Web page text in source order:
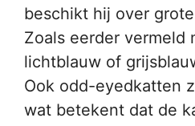
beschikt hij over
Zoals eerder vermeld
lichtblauw of
Ook odd-eyedkatten
wat betekent dat de